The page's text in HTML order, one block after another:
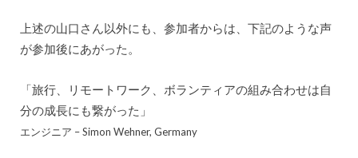
上述の山口さん以外にも、参加者からは、下記のような声
が参加後にあがった。
「旅行、リモートワーク、ボランティアの組み合わせは自
分の成長にも繋がった」
エンジニア – Simon Wehner, Germany